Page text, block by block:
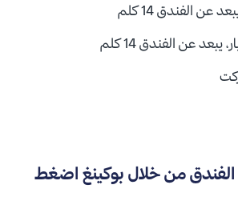
عن الفندق14 كلم
يبعد عن الفندق14 كلم
من خلال بوكينغ اضغط